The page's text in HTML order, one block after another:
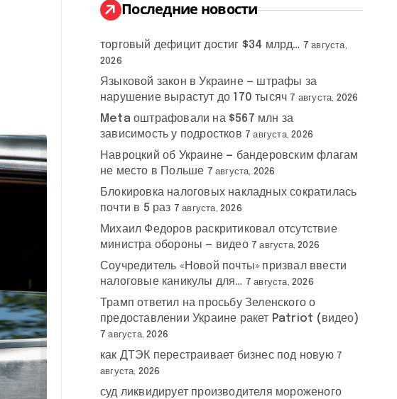
:
Последние новости
торговый дефицит достиг $34 млрд… 7 августа,
2026
Языковой закон в Украине — штрафы за
нарушение вырастут до 170 тысяч 7 августа, 2026
Meta оштрафовали на $567 млн за
зависимость у подростков 7 августа, 2026
Навроцкий об Украине — бандеровским флагам
не место в Польше 7 августа, 2026
Блокировка налоговых накладных сократилась
почти в 5 раз 7 августа, 2026
Михаил Федоров раскритиковал отсутствие
министра обороны — видео 7 августа, 2026
Соучредитель «Новой почты» призвал ввести
налоговые каникулы для… 7 августа, 2026
Трамп ответил на просьбу Зеленского о
предоставлении Украине ракет Patriot (видео)
7 августа, 2026
как ДТЭК перестраивает бизнес под новую 7
августа, 2026
суд ликвидирует производителя мороженого